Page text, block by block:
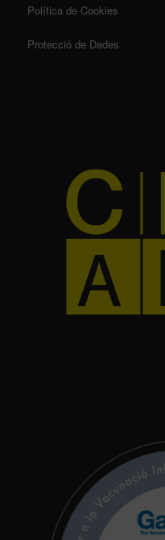
Política de Cookies
Protecció de Dades